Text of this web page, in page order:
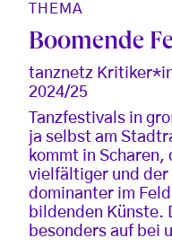
THEMA
Boomende
tanznetz
2024/25
Tanzfestivals in
ja selbst am
kommt in
vielfältiger und der
dominanter im
bildenden Künste.
besonders auf bei